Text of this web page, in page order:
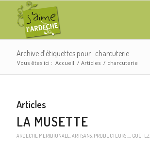
Archive d’étiquettes pour : charcuterie
Vous êtes ici : Accueil / Articles / charcuterie
Articles
LA MUSETTE
ARDÈCHE MÉRIDIONALE, ARTISANS, PRODUCTEURS … GOÛTEZ